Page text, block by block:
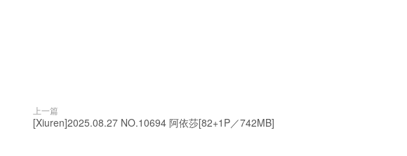
上一篇
[Xiuren]2025.08.27 NO.10694 阿依莎[82+1P／742MB]